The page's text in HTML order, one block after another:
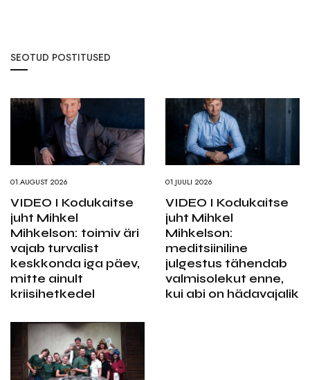
SEOTUD POSTITUSED
01.AUGUST 2026
VIDEO I Kodukaitse
juht Mihkel
Mihkelson: toimiv äri
vajab turvalist
keskkonda iga päev,
mitte ainult
kriisihetkedel
01.JUULI 2026
VIDEO I Kodukaitse
juht Mihkel
Mihkelson:
meditsiiniline
julgestus tähendab
valmisolekut enne,
kui abi on hädavajalik